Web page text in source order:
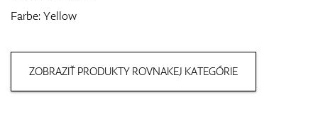
Trolleys
Farbe: Yellow
ZOBRAZIŤ PRODUKTY ROVNAKEJ KATEGÓRIE